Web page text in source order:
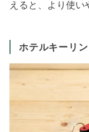
えると、より使い
ホテルキーリ